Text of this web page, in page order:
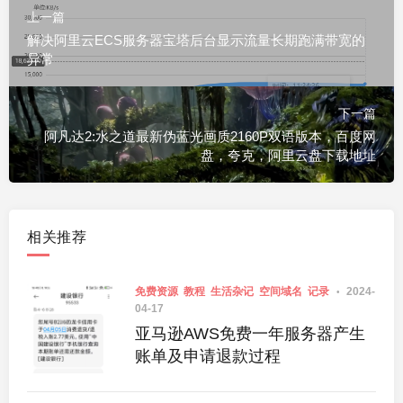
上一篇
解决阿里云ECS服务器宝塔后台显示流量长期跑满带宽的
异常
下一篇
阿凡达2:水之道最新伪蓝光画质2160P双语版本，百度网
盘，夸克，阿里云盘下载地址
相关推荐
免费资源 教程 生活杂记 空间域名 记录
2024-
04-17
亚马逊AWS免费一年服务器产生
账单及申请退款过程